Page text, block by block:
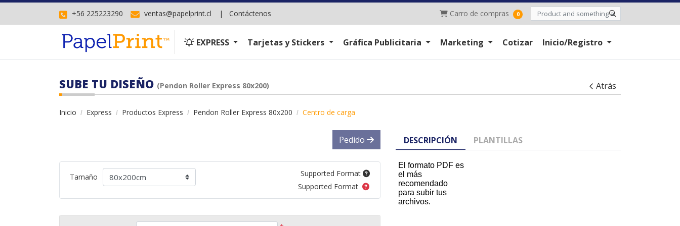
+56 225223290 ventas@papelprint.cl | Contáctenos Carro de compras
Carro de compras 0
EXPRESS
EXPRESS Tarjetas y Stickers Gráfica Publicitaria Marketing Cotizar Inicio/Registro
SUBE TU DISEÑO (Pendon Roller Express 80x200) Atrás
Inicio Express Productos Express Pendon Roller Express 80x200 Centro de carga
DESCRIPCIÓN PLANTILLAS
El formato PDF es
el más
recomendado
para subir tus
archivos.
Pedido
Tamaño
Supported Format
Supported Format